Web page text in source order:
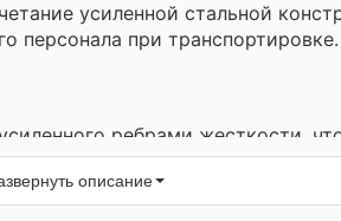
усиленной стальной
персонала при транспортировке.
ребрами жесткости,
порошковым покрытием,
описание